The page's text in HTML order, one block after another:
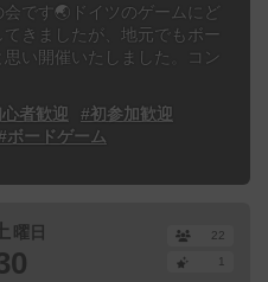
です🌏ドイツのゲームにど
きましたが、地元でもボー
い開催いたしました。コン
者歓迎
#初参加歓迎
ボードゲーム
曜日
22
1